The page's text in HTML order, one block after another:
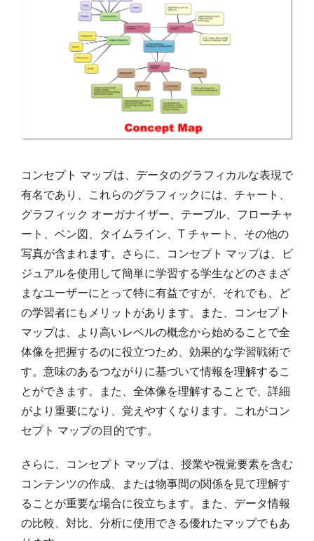
コンセプト マップは、データのグラフィカルな表現で
有名であり、これらのグラフィックには、チャート、
グラフィック オーガナイザー、テーブル、フローチャ
ート、ベン図、タイムライン、T チャート、その他の
写真が含まれます。さらに、コンセプト マップは、ビ
ジュアルを使用して簡単に学習する学生などのさまざ
まなユーザーにとって特に有益ですが、それでも、ど
の学習者にもメリットがあります。また、コンセプト
マップは、より高いレベルの概念から始めることで全
体像を把握するのに役立つため、効果的な学習戦術で
す。意味のあるつながりに基づいて情報を理解するこ
とができます。また、全体像を理解することで、詳細
がより重要になり、覚えやすくなります。これがコン
セプト マップの目的です。
さらに、コンセプト マップは、授業や視覚要素を含む
コンテンツの作成、または物事間の関係を見て理解す
ることが重要な場合に役立ちます。また、データ情報
の比較、対比、分析に使用できる優れたマップでもあ